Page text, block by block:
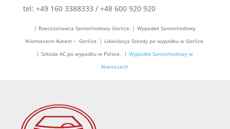
tel: +49 160 3388333 / +48 600 920 920
| Rzeczoznawca Samochodowy Gorlice. | Wypadek Samochodowy
Niemieckim Autem – Gorlice. | Likwidacja Szkody po wypadku w Gorlice.
| Szkoda AC po wypadku w Polsce. |Wypadek Samochodowy w
Niemczech